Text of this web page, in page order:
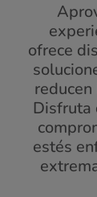
ofrece
Disfruta
estés